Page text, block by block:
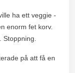
ha ett veggie -
enorm fet korv.
på att få en